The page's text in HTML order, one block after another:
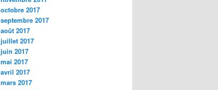
octobre 2017
septembre 2017
août 2017
juillet 2017
juin 2017
mai 2017
avril 2017
mars 2017